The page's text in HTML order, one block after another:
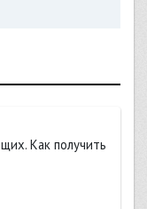
Как получить